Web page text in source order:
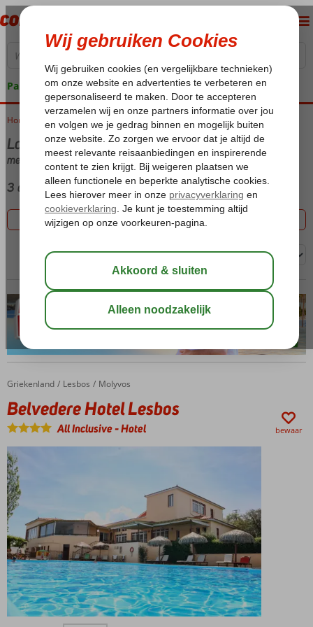
Pakketgarantie
Home Vakantie reizen
Last minute Lesbos
met (Ultra) All Inclusive
3 aanbiedingen
Filter 3 aanbiedingen
Sorteren op:
Home
Griekenland Lesbos Molyvos
Belvedere Hotel Lesbos
Belvedere Hotel Lesbos
All Inclusive-Hotel bewaar